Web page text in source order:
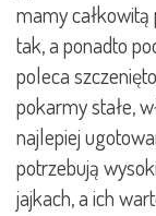
mamy całkowitą
tak, a ponadto
poleca
pokarmy stałe,
najlepiej
potrzebują
jajkach, a ich